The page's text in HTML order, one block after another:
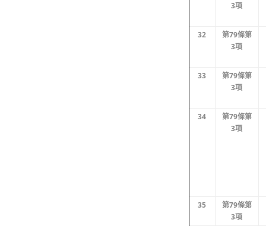
3項
32
第79條第
3項
33
第79條第
3項
34
第79條第
3項
35
第79條第
3項